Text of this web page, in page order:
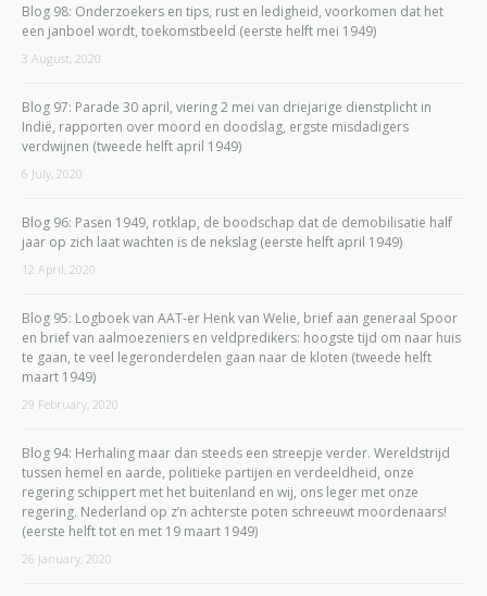
Blog 98: Onderzoekers en tips, rust en ledigheid, voorkomen dat het
een janboel wordt, toekomstbeeld (eerste helft mei 1949)
3 August, 2020
Blog 97: Parade 30 april, viering 2 mei van driejarige dienstplicht in
Indië, rapporten over moord en doodslag, ergste misdadigers
verdwijnen (tweede helft april 1949)
6 July, 2020
Blog 96: Pasen 1949, rotklap, de boodschap dat de demobilisatie half
jaar op zich laat wachten is de nekslag (eerste helft april 1949)
12 April, 2020
Blog 95: Logboek van AAT-er Henk van Welie, brief aan generaal Spoor
en brief van aalmoezeniers en veldpredikers: hoogste tijd om naar huis
te gaan, te veel legeronderdelen gaan naar de kloten (tweede helft
maart 1949)
29 February, 2020
Blog 94: Herhaling maar dan steeds een streepje verder. Wereldstrijd
tussen hemel en aarde, politieke partijen en verdeeldheid, onze
regering schippert met het buitenland en wij, ons leger met onze
regering. Nederland op z’n achterste poten schreeuwt moordenaars!
(eerste helft tot en met 19 maart 1949)
26 January, 2020